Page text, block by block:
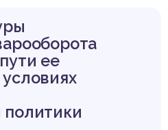
ее
политики